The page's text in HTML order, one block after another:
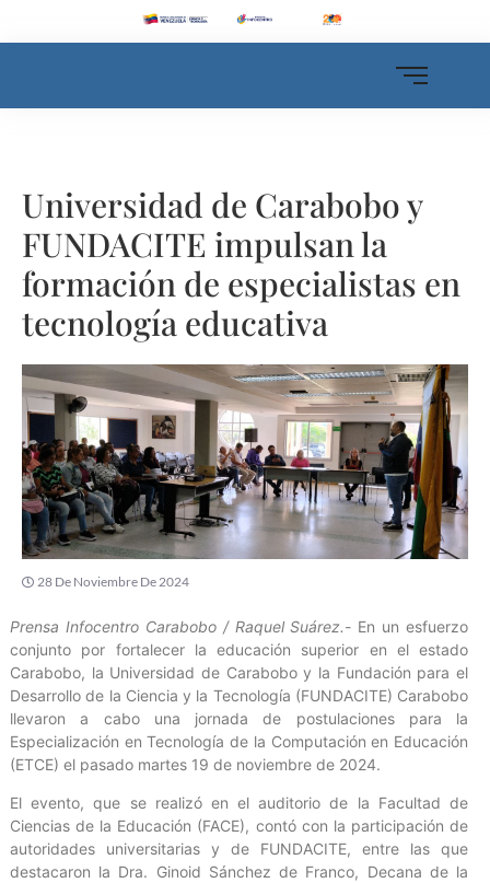
Universidad de Carabobo y
FUNDACITE impulsan la
formación de especialistas en
tecnología educativa
28 De Noviembre De 2024
Prensa Infocentro Carabobo / Raquel Suárez.- En un esfuerzo
conjunto por fortalecer la educación superior en el estado
Carabobo, la Universidad de Carabobo y la Fundación para el
Desarrollo de la Ciencia y la Tecnología (FUNDACITE) Carabobo
llevaron a cabo una jornada de postulaciones para la
Especialización en Tecnología de la Computación en Educación
(ETCE) el pasado martes 19 de noviembre de 2024.
El evento, que se realizó en el auditorio de la Facultad de
Ciencias de la Educación (FACE), contó con la participación de
autoridades universitarias y de FUNDACITE, entre las que
destacaron la Dra. Ginoid Sánchez de Franco, Decana de la